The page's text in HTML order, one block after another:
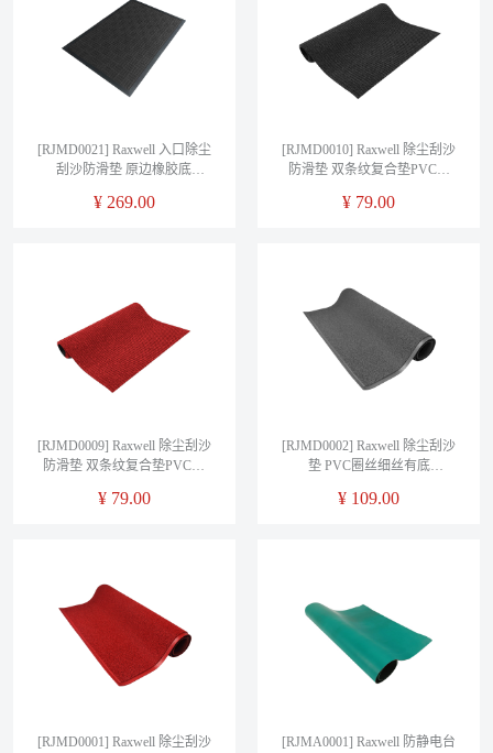
[RJMD0021] Raxwell 入口除尘
刮沙防滑垫 原边橡胶底
¥ 269.00
[RJMD0010] Raxwell 除尘刮沙
防滑垫 双条纹复合垫PVC底
¥ 79.00
[RJMD0009] Raxwell 除尘刮沙
防滑垫 双条纹复合垫PVC底
¥ 79.00
[RJMD0002] Raxwell 除尘刮沙
垫 PVC圈丝细丝有底
片
¥ 109.00
[RJMD0001] Raxwell 除尘刮沙
[RJMA0001] Raxwell 防静电台